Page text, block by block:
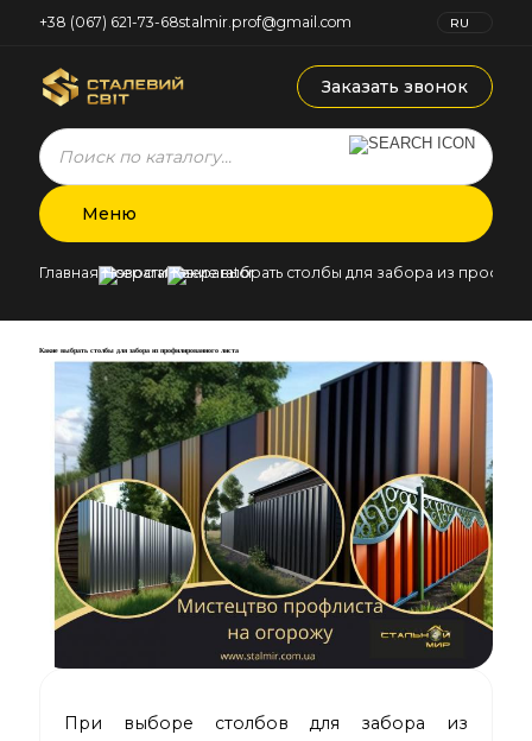
+38 (067) 621-73-68stalmir.prof@gmail.com
RU
Заказать звонок
Products
search
Меню
Главная Новости Какие выбрать столбы для забора из
Какие выбрать столбы для забора из профилированного листа
При выборе столбов для забора из